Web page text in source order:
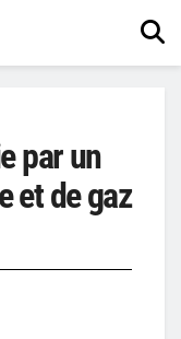
par un
et de gaz